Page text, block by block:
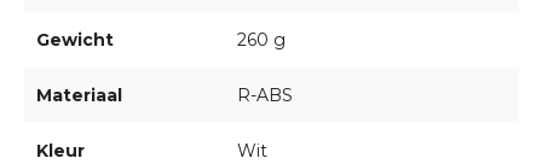
Gewicht 260 g
Materiaal R-ABS
Kleur Wit